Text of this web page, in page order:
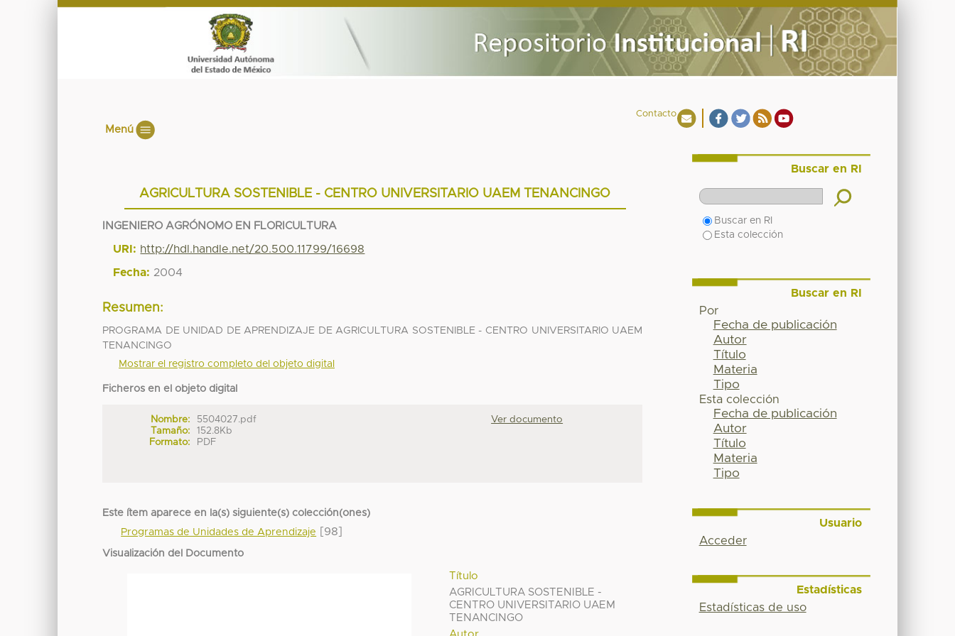
Contacto
Menú
AGRICULTURA SOSTENIBLE - CENTRO UNIVERSITARIO UAEM TENANCINGO
INGENIERO AGRÓNOMO EN FLORICULTURA
URI: http://hdl.handle.net/20.500.11799/16698
Fecha: 2004
Resumen:
PROGRAMA DE UNIDAD DE APRENDIZAJE DE AGRICULTURA SOSTENIBLE - CENTRO UNIVERSITARIO UAEM
TENANCINGO
Mostrar el registro completo del objeto digital
Ficheros en el objeto digital
Nombre:
5504027.pdf
Tamaño:
152.8Kb
Formato:
PDF
Ver documento
Este ítem aparece en la(s) siguiente(s) colección(ones)
Programas de Unidades de Aprendizaje
[98]
Visualización del Documento
Título
AGRICULTURA SOSTENIBLE -
CENTRO UNIVERSITARIO UAEM
TENANCINGO
Buscar en RI
Buscar en RI
Esta colección
Buscar en RI
Por
Fecha de publicación
Autor
Título
Materia
Tipo
Esta colección
Fecha de publicación
Autor
Título
Materia
Tipo
Usuario
Acceder
Estadísticas
Estadísticas de uso